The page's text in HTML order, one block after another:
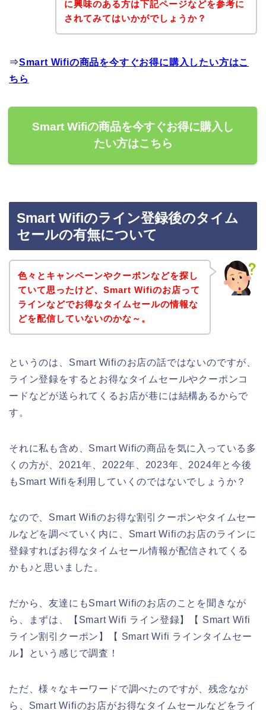
に興味のある方は下記ページなどを参考に
されてみてはいかがでしょうか？
⇒Smart Wifiの商品を今すぐお得に購入したい方はこ
ちら
Smart Wifiの商品を今すぐお得に購入し
たい方はこちら
Smart Wifiのライン登録後のタイム
セールの有無について
色々とキャンペーンやクーポンなどを探し
ていて思ったけど、Smart Wifiのお店って
ラインなどでお得なタイムセールの情報な
どを配信していないのかな～。
というのは、Smart Wifiのお店の話ではないのですが、
ライン登録をするとお得なタイムセールやクーポンコ
ードなどが送られてくるお店が巷には結構あるからで
す。
それに私も含め、Smart Wifiの商品を気に入っている多
くの方が、2021年、2022年、2023年、2024年と今後
もSmart Wifiを利用していくのではないでしょうか？
なので、Smart Wifiのお得な割引クーポンやタイムセー
ルなどを調べていく内に、Smart Wifiのお店のラインに
登録すればお得なタイムセール情報が配信されてくる
かも♪と思いました。
だから、友達にもSmart Wifiのお店のことを聞きなが
ら、まずは、【Smart Wifi ライン登録】【 Smart Wifi
ライン割引クーポン】【 Smart Wifi ラインタイムセー
ル】という感じで調査！
ただ、様々なキーワードで調べたのですが、残念なが
ら、Smart Wifiのお店がお得なタイムセールなどをライ